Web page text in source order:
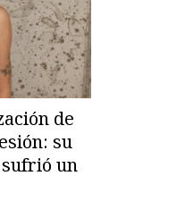
de
su
un